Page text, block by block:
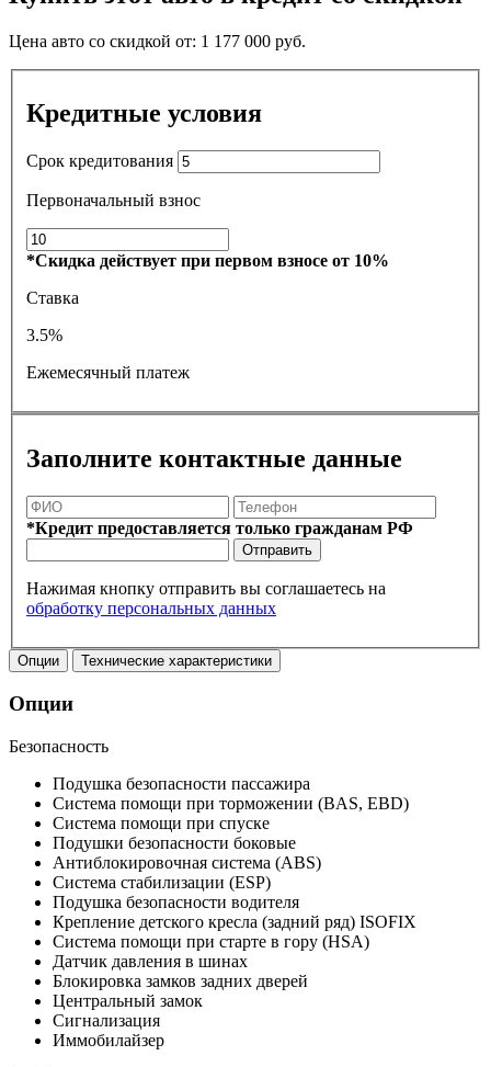
Цена авто со скидкой от: 1 177 000 руб.
Кредитные условия
Срок кредитования
Первоначальный взнос
*Скидка действует при первом взносе от 10%
Ставка
3.5%
Ежемесячный платеж
Заполните контактные данные
*Кредит предоставляется только гражданам РФ
Отправить
Нажимая кнопку отправить вы соглашаетесь на
обработку персональных данных
Опции Технические характеристики
Опции
Безопасность
Подушка безопасности пассажира
Система помощи при торможении (BAS, EBD)
Система помощи при спуске
Подушки безопасности боковые
Антиблокировочная система (ABS)
Система стабилизации (ESP)
Подушка безопасности водителя
Крепление детского кресла (задний ряд) ISOFIX
Система помощи при старте в гору (HSA)
Датчик давления в шинах
Блокировка замков задних дверей
Центральный замок
Сигнализация
Иммобилайзер